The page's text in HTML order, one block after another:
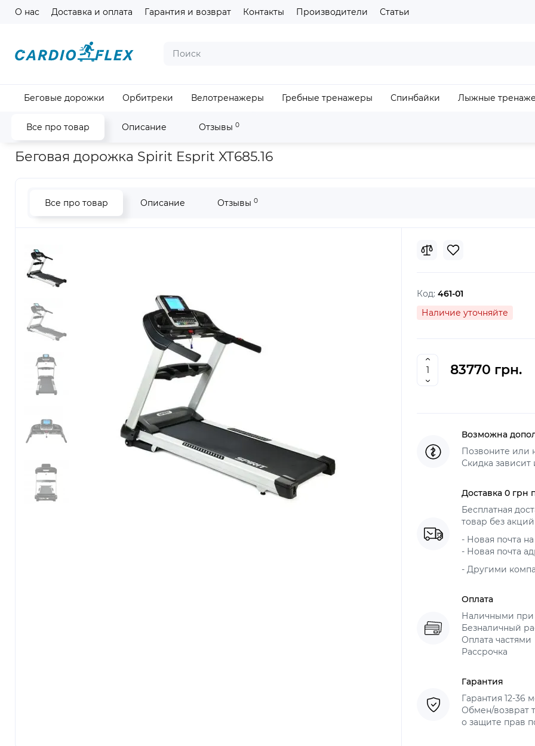
О нас Доставка и оплата Гарантия и возврат Контакты Производители Статьи
Беговые дорожки Орбитреки Велотренажеры Гребные тренажеры Спинбайки Лыжные
Все про товар Описание Отзывы 0
Главная Кардиотренажеры Беговые дорожки Беговая дорожка Spirit Esprit XT685.16
Беговая дорожка Spirit Esprit XT685.16
Все про товар Описание Отзывы 0
Код: 461-01
Наличие уточняйте
83770 грн.
Возможна
Позвоните или
Скидка зависит
Доставка 0 грн
Бесплатная
товар без
- Новая почта
- Новая почта
- Другими
Оплата
Наличными при
Безналичный
Оплата частями
Рассрочка
Гарантия
Гарантия 12-36
Обмен/возврат
о защите прав